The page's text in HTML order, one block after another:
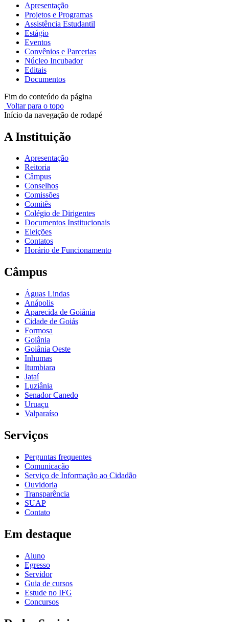
Apresentação
Projetos e Programas
Assistência Estudantil
Estágio
Eventos
Convênios e Parcerias
Núcleo Incubador
Editais
Documentos
Fim do conteúdo da página
Voltar para o topo
Início da navegação de rodapé
A Instituição
Apresentação
Reitoria
Câmpus
Conselhos
Comissões
Comitês
Colégio de Dirigentes
Documentos Institucionais
Eleições
Contatos
Horário de Funcionamento
Câmpus
Águas Lindas
Anápolis
Aparecida de Goiânia
Cidade de Goiás
Formosa
Goiânia
Goiânia Oeste
Inhumas
Itumbiara
Jataí
Luziânia
Senador Canedo
Uruaçu
Valparaíso
Serviços
Perguntas frequentes
Comunicação
Serviço de Informação ao Cidadão
Ouvidoria
Transparência
SUAP
Contato
Em destaque
Aluno
Egresso
Servidor
Guia de cursos
Estude no IFG
Concursos